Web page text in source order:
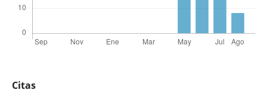
Citas